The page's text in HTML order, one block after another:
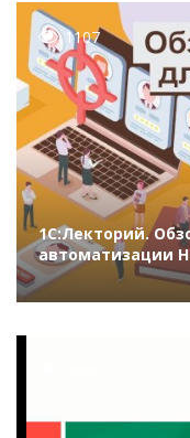
1107
1С:Лекторий.
автоматизации